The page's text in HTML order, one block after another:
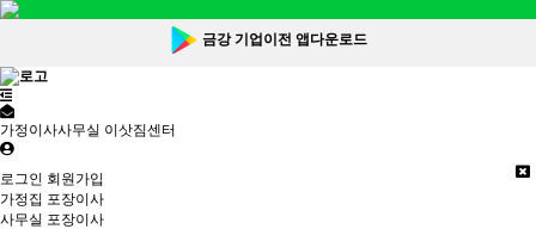
금강 기업이전 앱다운로드
가정이사사무실 이삿짐센터
로그인 회원가입
가정집 포장이사
사무실 포장이사